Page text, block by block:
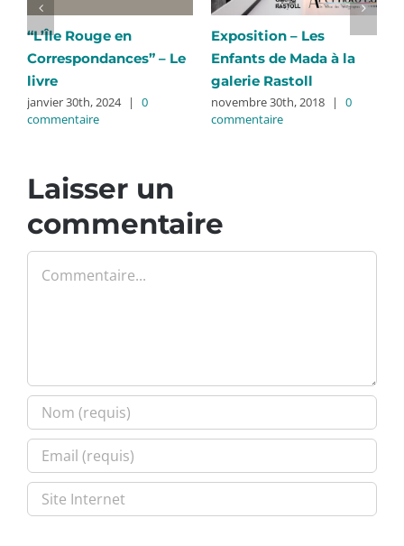
“L’Île Rouge en
Correspondances” – Le
livre
janvier 30th, 2024 |
0
commentaire
Exposition – Les
Enfants de Mada à la
galerie Rastoll
novembre 30th, 2018 |
0
commentaire
Laisser un
commentaire